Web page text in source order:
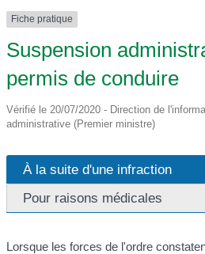
Fiche pratique
Suspension
permis de conduire
Vérifié le 20/07/2020 - Direction de
administrative (Premier ministre)
À la suite d'une infraction
Pour raisons médicales
Lorsque les forces de l'ordre